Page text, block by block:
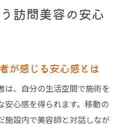
訪問美容の安心
が感じる安心感とは
は、自分の生活空間で施術を
安心感を得られます。移動の
施設内で美容師と対話しなが